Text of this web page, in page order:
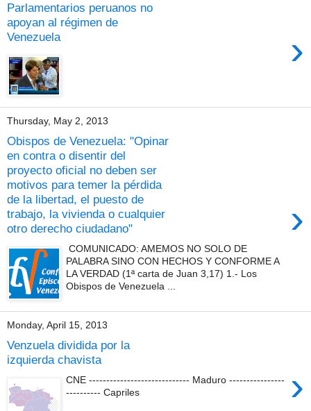
Parlamentarios peruanos no
apoyan al régimen de
Venezuela
›
Thursday, May 2, 2013
Obispos de Venezuela: "Opinar
en contra o disentir del
proyecto oficial no deben ser
motivos para temer la pérdida
de la libertad, el puesto de
trabajo, la vivienda o cualquier
otro derecho ciudadano"
›
COMUNICADO: AMEMOS NO SOLO DE
PALABRA SINO CON HECHOS Y CONFORME A
LA VERDAD (1ª carta de Juan 3,17) 1.- Los
Obispos de Venezuela ...
Monday, April 15, 2013
Venzuela dividida por la
izquierda chavista
›
CNE ----------------------------- Maduro ----------------
---------- Capriles